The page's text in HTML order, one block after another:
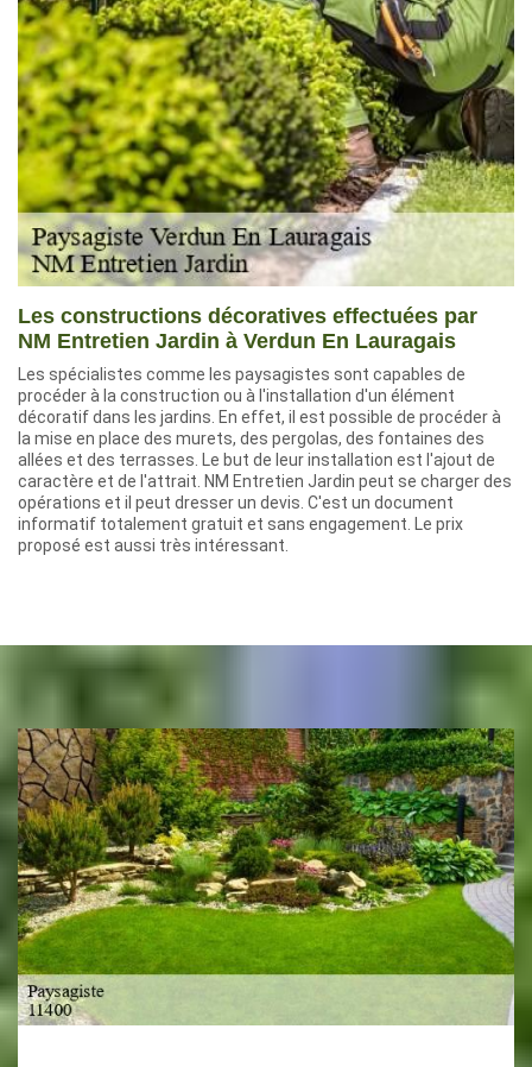
Les constructions décoratives effectuées par
NM Entretien Jardin à Verdun En Lauragais
Les spécialistes comme les paysagistes sont capables de
procéder à la construction ou à l'installation d'un élément
décoratif dans les jardins. En effet, il est possible de procéder à
la mise en place des murets, des pergolas, des fontaines des
allées et des terrasses. Le but de leur installation est l'ajout de
caractère et de l'attrait. NM Entretien Jardin peut se charger des
opérations et il peut dresser un devis. C'est un document
informatif totalement gratuit et sans engagement. Le prix
proposé est aussi très intéressant.